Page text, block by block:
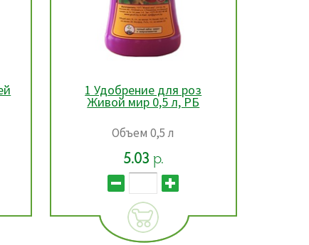
1 Удобрение для цветущих
комнатных растений
Живой мир 0,5 л, РБ
Объем 0,5 л
5.03р.